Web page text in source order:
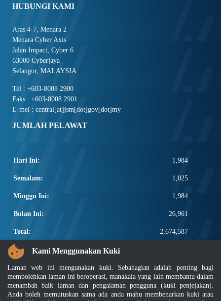
HUBUNGI KAMI
Aras 4-7, Menara 2
Menara Cyber Axis
Jalan Impact, Cyber 6
63000 Cyberjaya
Selangor, MALAYSIA
Tel : +603-8008 2900
Faks : +603-8008 2901
E-mel : central[at]jsm[dot]gov[dot]my
JUMLAH PELAWAT
Hari Ini: 1,984
Semalam: 1,025
Minggu Ini: 1,984
Bulan Ini: 26,961
Total: 2,674,587
PAUTAN POPULAR
Elektroteknikal, ICT dan Pembinaan
Other Notification Search
Regular Notification Search
Kami Menggunakan Kuki
Laman web ini mengunakan kuki. Sebahagian adalah penting bagi
membolehkan laman ini beroperasi, manakala yang lain membantu dalam
menambah baik laman dan pengalaman pengguna (kuki penjejakan).
Anda boleh memutuskan sama ada anda mahu membenarkan kuki atau